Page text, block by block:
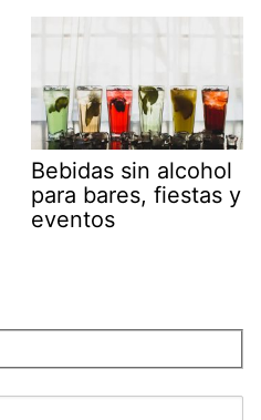
Bebidas sin alcohol
para bares, fiestas y
eventos